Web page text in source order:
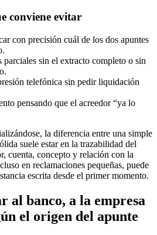
conviene evitar
con precisión cuál de los dos apuntes
parciales sin el extracto completo o sin
telefónica sin pedir liquidación
pensando que el acreedor “ya lo
la diferencia entre una simple
suele estar en la trazabilidad del
cuenta, concepto y relación con la
en reclamaciones pequeñas, puede
escrita desde el primer momento.
al banco, a la empresa
el origen del apunte